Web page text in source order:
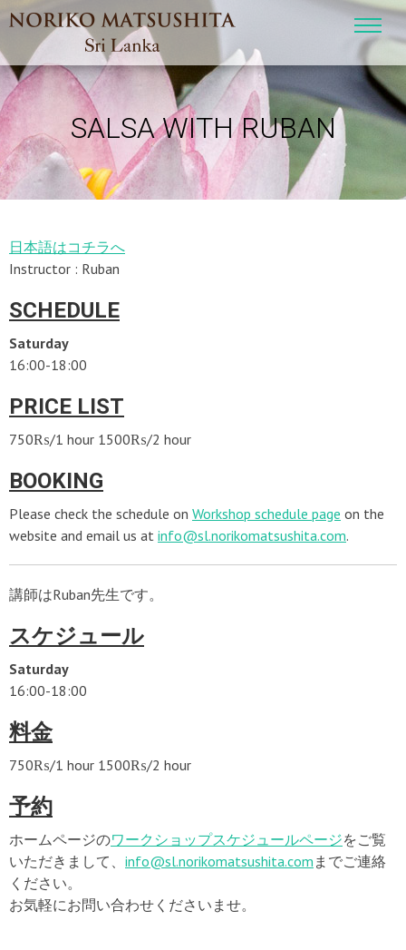
SALSA WITH RUBAN
日本語はコチラへ
Instructor : Ruban
SCHEDULE
Saturday
16:00-18:00
PRICE LIST
750₨/1 hour 1500₨/2 hour
BOOKING
Please check the schedule on Workshop schedule page on the
website and email us at info@sl.norikomatsushita.com.
講師はRuban先生です。
スケジュール
Saturday
16:00-18:00
料金
750₨/1 hour 1500₨/2 hour
予約
ホームページのワークショップスケジュールページをご覧
いただきまして、 info@sl.norikomatsushita.com までご連絡
ください。
お気軽にお問い合わせくださいませ。